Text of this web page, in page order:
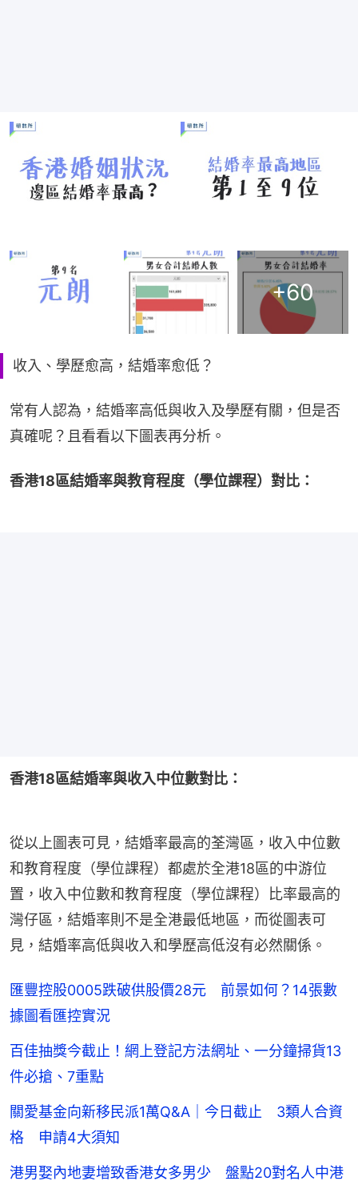
+60
收入、學歷愈高，結婚率愈低？
常有人認為，結婚率高低與收入及學歷有關，但是否
真確呢？且看看以下圖表再分析。
香港18區結婚率與教育程度（學位課程）對比：
香港18區結婚率與收入中位數對比：
從以上圖表可見，結婚率最高的荃灣區，收入中位數
和教育程度（學位課程）都處於全港18區的中游位
置，收入中位數和教育程度（學位課程）比率最高的
灣仔區，結婚率則不是全港最低地區，而從圖表可
見，結婚率高低與收入和學歷高低沒有必然關係。
匯豐控股0005跌破供股價28元 前景如何？14張數
據圖看匯控實況
百佳抽獎今截止！網上登記方法網址、一分鐘掃貨13
件必搶、7重點
關愛基金向新移民派1萬Q&A｜今日截止 3類人合資
格 申請4大須知
港男娶內地妻增致香港女多男少 盤點20對名人中港